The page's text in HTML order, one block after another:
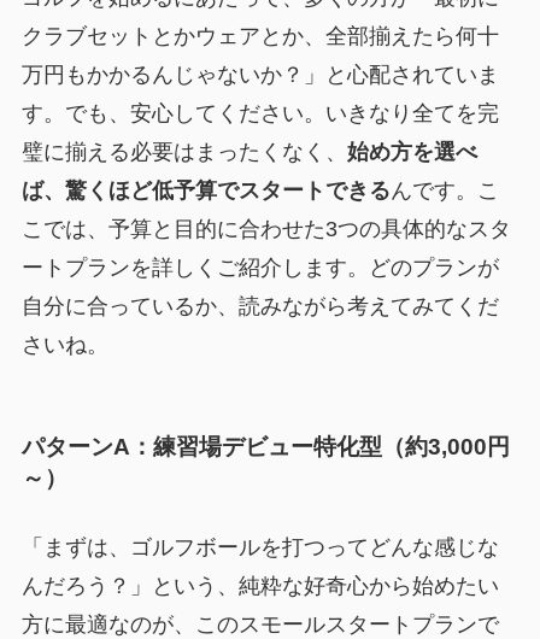
クラブセットとかウェアとか、全部揃えたら何十
万円もかかるんじゃないか？」と心配されていま
す。でも、安心してください。いきなり全てを完
璧に揃える必要はまったくなく、 始め方を選べ
ば、驚くほど低予算でスタートできるんです。こ
こでは、予算と目的に合わせた3つの具体的なスタ
ートプランを詳しくご紹介します。どのプランが
自分に合っているか、読みながら考えてみてくだ
さいね。
パターンA：練習場デビュー特化型（約3,000円
～）
「まずは、ゴルフボールを打つってどんな感じな
んだろう？」という、純粋な好奇心から始めたい
方に最適なのが、このスモールスタートプランで